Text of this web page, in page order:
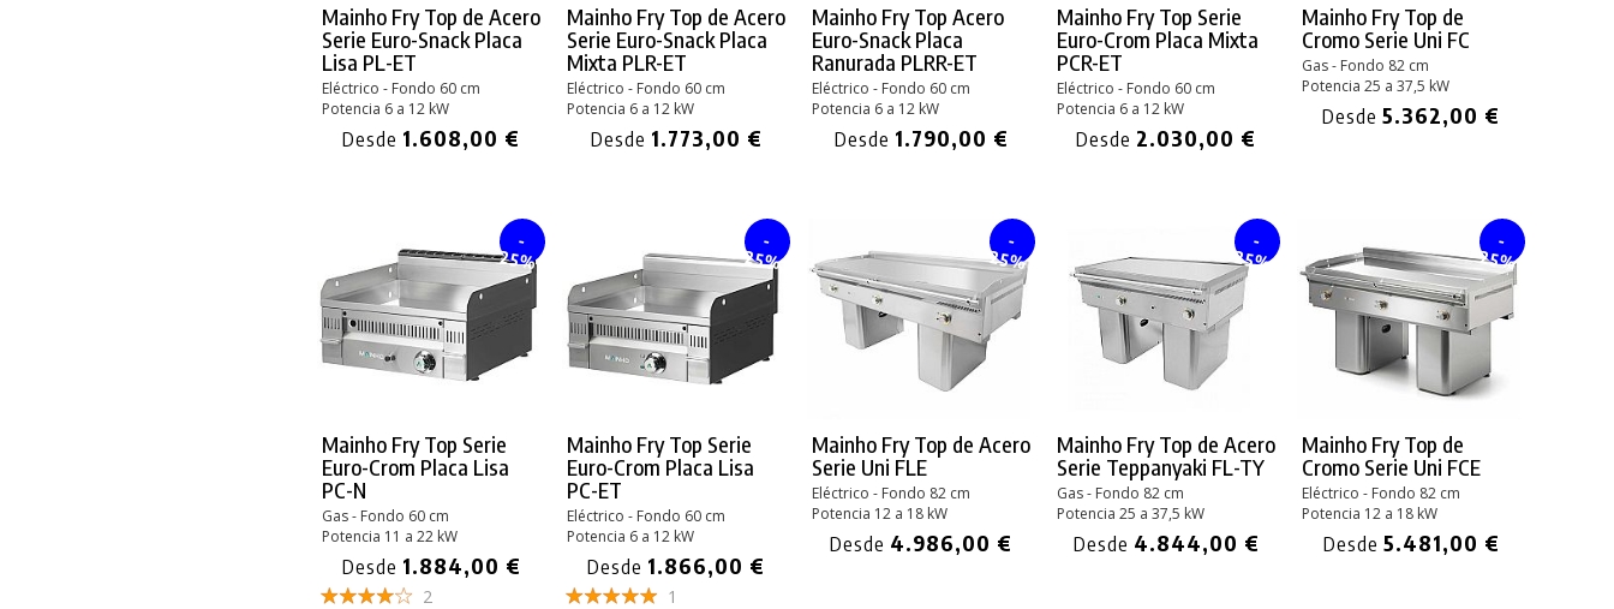
Mainho Fry Top de Acero
Serie Euro-Snack Placa
Lisa PL-ET
Eléctrico - Fondo 60 cm
Potencia 6 a 12 kW
Desde 1.608,00 €
Mainho Fry Top de Acero
Serie Euro-Snack Placa
Mixta PLR-ET
Eléctrico - Fondo 60 cm
Potencia 6 a 12 kW
Desde 1.773,00 €
Mainho Fry Top Acero
Euro-Snack Placa
Ranurada PLRR-ET
Eléctrico - Fondo 60 cm
Potencia 6 a 12 kW
Desde 1.790,00 €
Mainho Fry Top Serie
Euro-Crom Placa Mixta
PCR-ET
Eléctrico - Fondo 60 cm
Potencia 6 a 12 kW
Desde 2.030,00 €
Mainho Fry Top de
Cromo Serie Uni FC
Gas - Fondo 82 cm
Potencia 25 a 37,5 kW
Desde 5.362,00 €
-
25%
Mainho Fry Top Serie
Euro-Crom Placa Lisa
PC-N
Gas - Fondo 60 cm
Potencia 11 a 22 kW
Desde 1.884,00 €
2
-
25%
Mainho Fry Top Serie
Euro-Crom Placa Lisa
PC-ET
Eléctrico - Fondo 60 cm
Potencia 6 a 12 kW
Desde 1.866,00 €
1
-
25%
Mainho Fry Top de Acero
Serie Uni FLE
Eléctrico - Fondo 82 cm
Potencia 12 a 18 kW
Desde 4.986,00 €
-
25%
Mainho Fry Top de Acero
Serie Teppanyaki FL-TY
Gas - Fondo 82 cm
Potencia 25 a 37,5 kW
Desde 4.844,00 €
-
25%
Mainho Fry Top de
Cromo Serie Uni FCE
Eléctrico - Fondo 82 cm
Potencia 12 a 18 kW
Desde 5.481,00 €